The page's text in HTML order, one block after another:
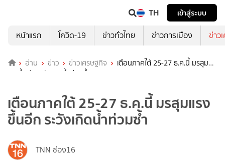
TH
เข้าสู่ระบบ
หน้าแรก
โควิด-19 ข่าวทั่วไทย ข่าวการเมือง ข่าว
อ่าน ข่าว ข่าวเศรษฐกิจ
เตือนภาคใต้ 25-27 ธ.ค.นี้ มรสุม
แรงขึ้นอีก ระวังเกิดน้ำท่วมซ้ำ
เตือนภาคใต้ 25-27 ธ.ค.นี้ มรสุมแรง
ขึ้นอีก ระวังเกิดน้ำท่วมซ้ำ
TNN ช่อง16